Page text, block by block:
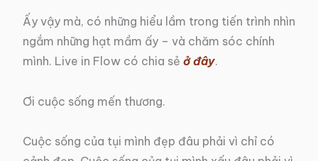
Ấy vậy mà, có những hiểu lầm trong tiến trình nhìn
ngắm những hạt mầm ấy – và chăm sóc chính
mình. Live in Flow có chia sẻ ở đây.
Ơi cuộc sống mến thương.
Cuộc sống của tụi mình đẹp đâu phải vì chỉ có